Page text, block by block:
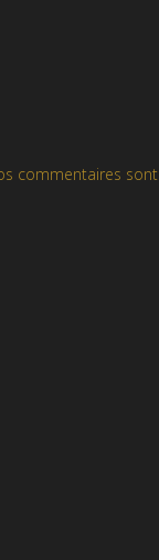
commentaires sont